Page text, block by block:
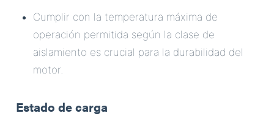
Cumplir con la temperatura máxima de
operación permitida según la clase de
aislamiento es crucial para la durabilidad del
motor.
Estado de carga